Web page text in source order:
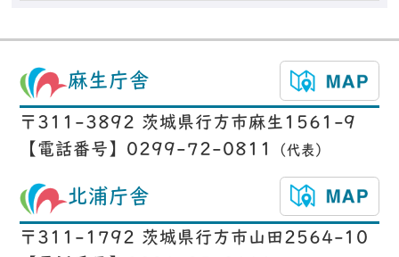
麻生庁舎
〒311-3892 茨城県行方市麻生1561-9
【電話番号】0299-72-0811
（代表）
北浦庁舎
〒311-1792 茨城県行方市山田2564-10